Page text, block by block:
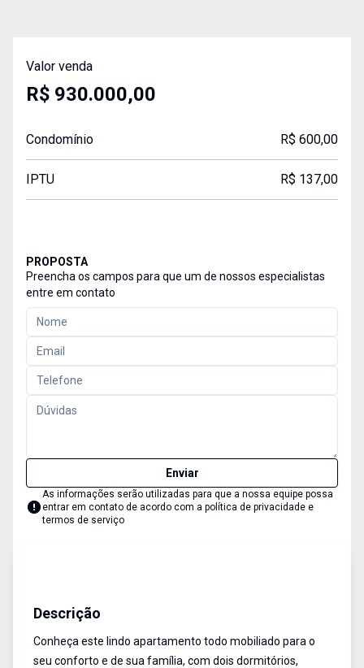
Valor venda
R$ 930.000,00
Condomínio R$ 600,00
IPTU R$ 137,00
PROPOSTA
Preencha os campos para que um de nossos especialistas
entre em contato
Enviar
As informações serão utilizadas para que a nossa equipe possa
entrar em contato de acordo com a política de privacidade e
termos de serviço
Descrição
Conheça este lindo apartamento todo mobiliado para o
seu conforto e de sua família, com dois dormitórios,